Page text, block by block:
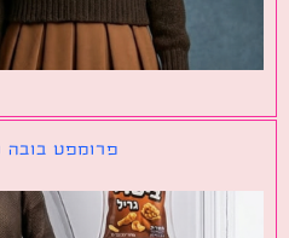
פרומפט בובה שלי